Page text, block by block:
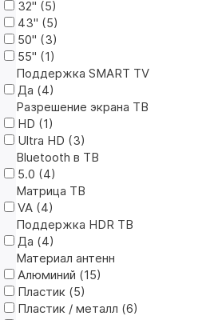
32" (5)
43" (5)
50" (3)
55" (1)
Поддержка SMART TV
Да (4)
Разрешение экрана ТВ
HD (1)
Ultra HD (3)
Bluetooth в ТВ
5.0 (4)
Матрица ТВ
VA (4)
Поддержка HDR ТВ
Да (4)
Материал антенн
Алюминий (15)
Пластик (5)
Пластик / металл (6)